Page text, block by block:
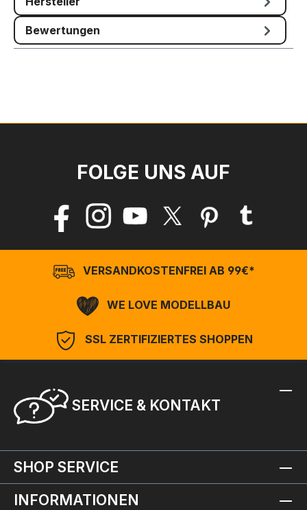
Bewertungen
FOLGE UNS AUF
VERSANDKOSTENFREI AB 99€*
WE LOVE MODELLBAU
SSL ZERTIFIZIERTES SHOPPEN
SERVICE & KONTAKT
SHOP SERVICE
INFORMATIONEN